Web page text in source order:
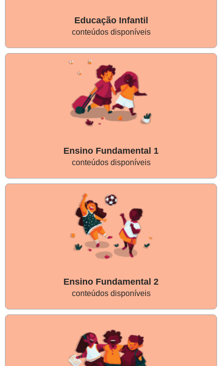
Educação Infantil
conteúdos disponíveis
Ensino Fundamental 1
conteúdos disponíveis
Ensino Fundamental 2
conteúdos disponíveis